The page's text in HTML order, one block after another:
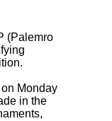
(Palemro
Monday
in the